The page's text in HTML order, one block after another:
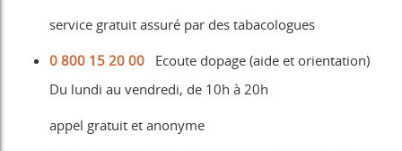
service gratuit assuré par des tabacologues
0 800 15 20 00
Ecoute dopage (aide et orientation)
Du lundi au vendredi, de 10h à 20h
appel gratuit et anonyme